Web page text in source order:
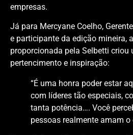
empresas.
Já para Mercyane Coelho,
e participante da edição mineira,
proporcionada pela Selbetti criou
pertencimento e inspiração:
“É uma honra poder estar
com líderes tão especiais,
tanta potência…. Você
pessoas realmente amam o